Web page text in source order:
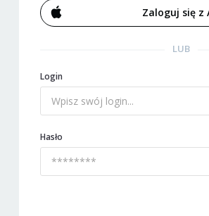
Zaloguj się z
LUB
Login
Hasło